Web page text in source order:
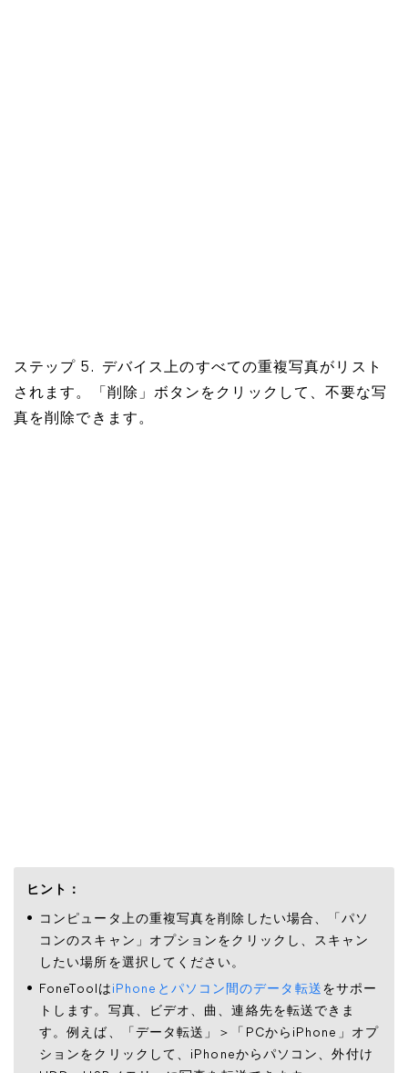
ステップ 5. デバイス上のすべての重複写真がリスト
されます。「削除」ボタンをクリックして、不要な写
真を削除できます。
ヒント：
コンピュータ上の重複写真を削除したい場合、「パソ
コンのスキャン」オプションをクリックし、スキャン
したい場所を選択してください。
FoneToolは iPhoneとパソコン間のデータ転送 をサポー
トします。写真、ビデオ、曲、連絡先を転送できま
す。例えば、「データ転送」＞「PCからiPhone」オプ
ションをクリックして、iPhoneからパソコン、外付け